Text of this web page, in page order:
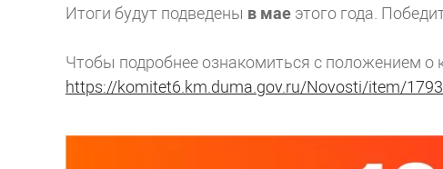
Итоги будут подведены в мае этого года.
Чтобы подробнее ознакомиться с положением о
https://komitet6.km.duma.gov.ru/Novosti/item/